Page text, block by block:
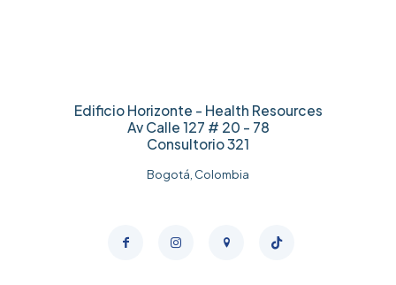
Edificio Horizonte - Health Resources
Av Calle 127 # 20 - 78
Consultorio 321
Bogotá, Colombia